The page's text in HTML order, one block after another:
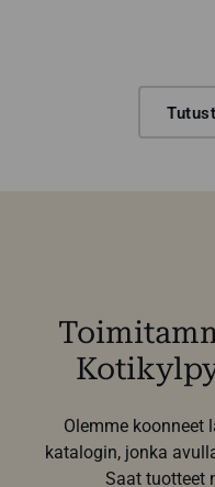
Olemme koonneet
katalogin, jonka
Saat tuotteet